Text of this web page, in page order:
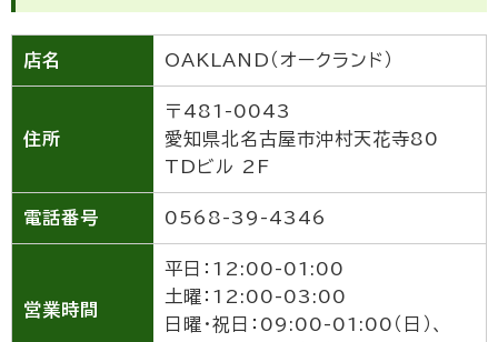
店名 OAKLAND（オークランド）
住所
〒481-0043
愛知県北名古屋市沖村天花寺80
TDビル 2F
電話番号 0568-39-4346
営業時間
平日：12:00-01:00
土曜：12:00-03:00
日曜・祝日：09:00-01:00（日）、